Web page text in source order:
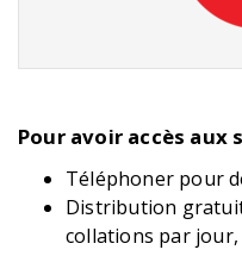
Pour avoir accès aux
Téléphoner pour
Distribution
collations par